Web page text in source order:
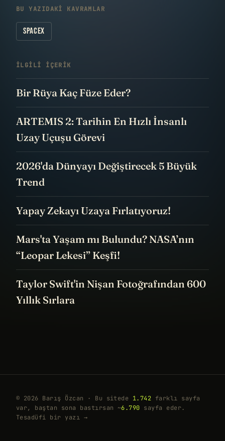
BU YAZIDAKI KAVRAMLAR
SPACEX
İLGILI IÇERIK
Bir Rüya Kaç Füze Eder?
ARTEMIS 2: Tarihin En Hızlı İnsanlı
Uzay Uçuşu Görevi
2026'da Dünyayı Değiştirecek 5 Büyük
Trend
Yapay Zekayı Uzaya Fırlatıyoruz!
Mars'ta Yaşam mı Bulundu? NASA’nın
“Leopar Lekesi” Keşfi!
Taylor Swift'in Nişan Fotoğrafından 600
Yıllık Sırlara
© 2026 Barış Özcan · Bu sitede 1.742 farklı sayfa
var, baştan sona bastırsan ~6.790 sayfa eder.
Tesadüfi bir yazı →